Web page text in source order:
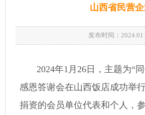
山西省民营
发布时间：
2024年1月26日，主题为“
感恩答谢会在山西饭店成功举
捐资的会员单位代表和个人，